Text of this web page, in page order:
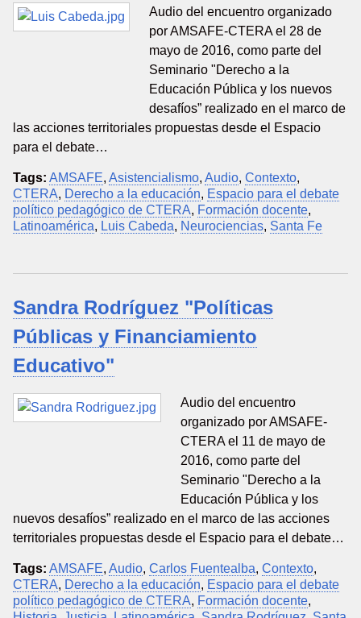
Audio del encuentro organizado
por AMSAFE-CTERA el 28 de
mayo de 2016, como parte del
Seminario "Derecho a la
Educación Pública y los nuevos
desafíos” realizado en el marco de
las acciones territoriales propuestas desde el Espacio
para el debate…
Tags: AMSAFE, Asistencialismo, Audio, Contexto,
CTERA, Derecho a la educación, Espacio para el debate
político pedagógico de CTERA, Formación docente,
Latinoamérica, Luis Cabeda, Neurociencias, Santa Fe
Sandra Rodríguez "Políticas
Públicas y Financiamiento
Educativo"
Audio del encuentro
organizado por AMSAFE-
CTERA el 11 de mayo de
2016, como parte del
Seminario "Derecho a la
Educación Pública y los
nuevos desafíos” realizado en el marco de las acciones
territoriales propuestas desde el Espacio para el debate…
Tags: AMSAFE, Audio, Carlos Fuentealba, Contexto,
CTERA, Derecho a la educación, Espacio para el debate
político pedagógico de CTERA, Formación docente,